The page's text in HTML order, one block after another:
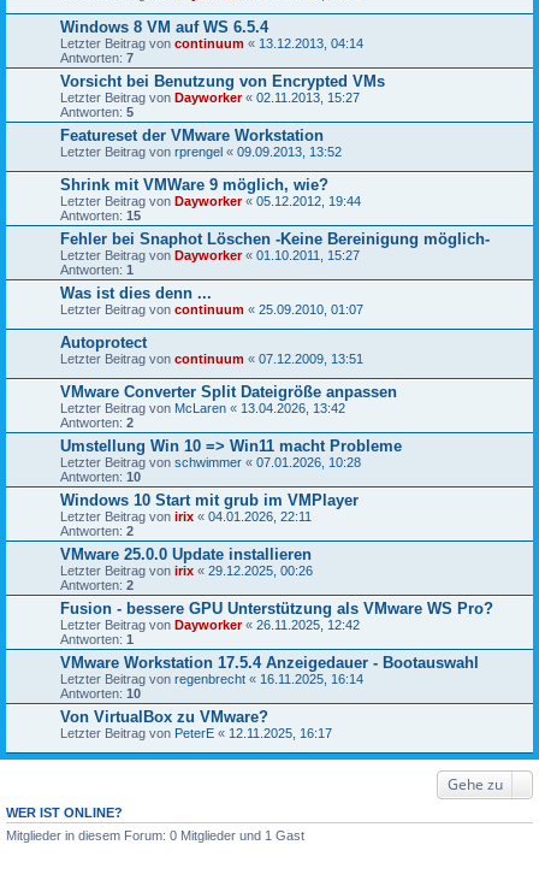
Windows 8 VM auf WS 6.5.4
Letzter Beitrag von continuum « 13.12.2013, 04:14
Antworten: 7
Vorsicht bei Benutzung von Encrypted VMs
Letzter Beitrag von Dayworker« 02.11.2013, 15:27
Antworten: 5
Featureset der VMware Workstation
Letzter Beitrag von rprengel « 09.09.2013, 13:52
Shrink mit VMWare 9 möglich, wie?
Letzter Beitrag von Dayworker« 05.12.2012, 19:44
Antworten: 15
Fehler bei Snaphot Löschen -Keine Bereinigung möglich-
Letzter Beitrag von Dayworker« 01.10.2011, 15:27
Antworten: 1
Was ist dies denn ...
Letzter Beitrag von continuum « 25.09.2010, 01:07
Autoprotect
Letzter Beitrag von continuum « 07.12.2009, 13:51
VMware Converter Split Dateigröße anpassen
Letzter Beitrag von McLaren « 13.04.2026, 13:42
Antworten: 2
Umstellung Win 10 => Win11 macht Probleme
Letzter Beitrag von schwimmer « 07.01.2026, 10:28
Antworten: 10
Windows 10 Start mit grub im VMPlayer
Letzter Beitrag von irix « 04.01.2026, 22:11
Antworten: 2
VMware 25.0.0 Update installieren
Letzter Beitrag von irix « 29.12.2025, 00:26
Antworten: 2
Fusion - bessere GPU Unterstützung als VMware WS Pro?
Letzter Beitrag von Dayworker« 26.11.2025, 12:42
Antworten: 1
VMware Workstation 17.5.4 Anzeigedauer - Bootauswahl
Letzter Beitrag von regenbrecht « 16.11.2025, 16:14
Antworten: 10
Von VirtualBox zu VMware?
Letzter Beitrag von PeterE « 12.11.2025, 16:17
Gehe zu
WER IST ONLINE?
Mitglieder in diesem Forum: 0 Mitglieder und 1 Gast